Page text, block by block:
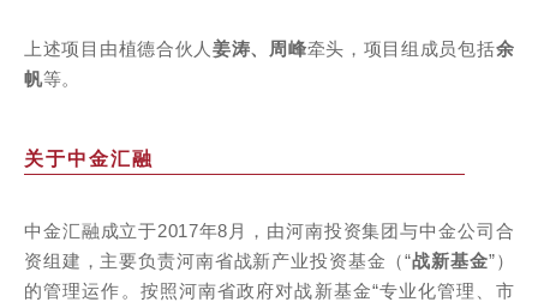
上述项目由植德合伙人 姜涛、周峰牵头，项目组成员包括余
帆等。
关于中金汇融
中金汇融成立于2017年8月，由河南投资集团与中金公司合
资组建，主要负责河南省战新产业投资基金（“战新基金”）
的管理运作。 按照河南省政府对战新基金“专业化管理、市